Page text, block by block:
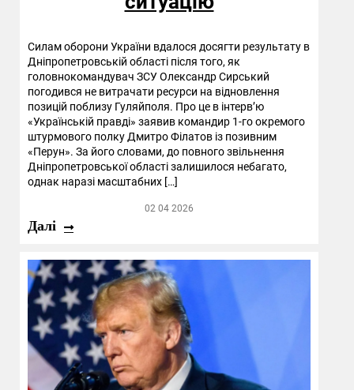
Силам оборони України вдалося досягти результату в
Дніпропетровській області після того, як
головнокомандувач ЗСУ Олександр Сирський
погодився не витрачати ресурси на відновлення
позицій поблизу Гуляйполя. Про це в інтерв’ю
«Українській правді» заявив командир 1-го окремого
штурмового полку Дмитро Філатов із позивним
«Перун». За його словами, до повного звільнення
Дніпропетровської області залишилося небагато,
однак наразі масштабних […]
02 04 2026
Далі